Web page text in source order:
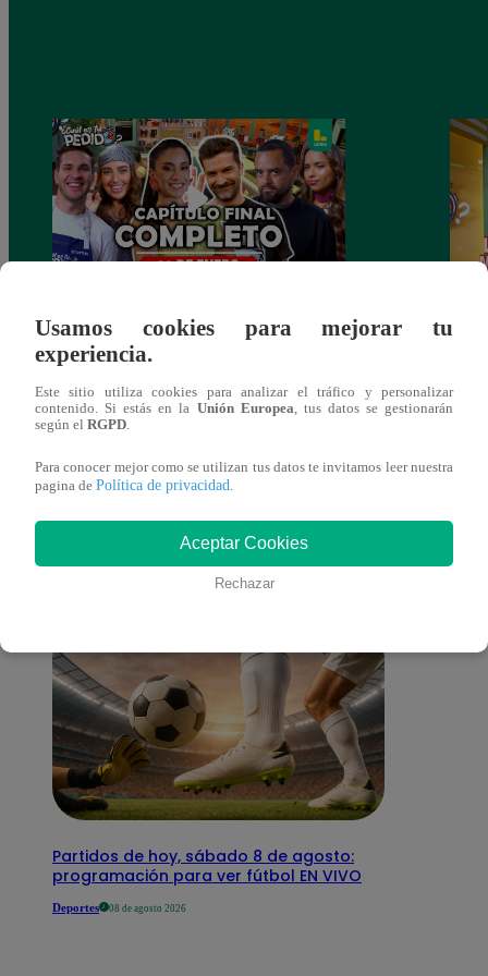
¿CUÁL ES TU PEDIDO? Martes 20 de
Enero – PROGRAMA COMPLETO
También te puede
interesar
Partidos de hoy, sábado 8 de agosto:
programación para ver fútbol EN VIVO
Deportes 08 de agosto 2026
Usamos cookies para mejorar tu
experiencia.
Este sitio utiliza cookies para analizar el tráfico y personalizar
contenido. Si estás en la Unión Europea, tus datos se gestionarán
según el RGPD.
Para conocer mejor como se utilizan tus datos te invitamos leer nuestra
pagina de Política de privacidad.
Aceptar Cookies
Rechazar